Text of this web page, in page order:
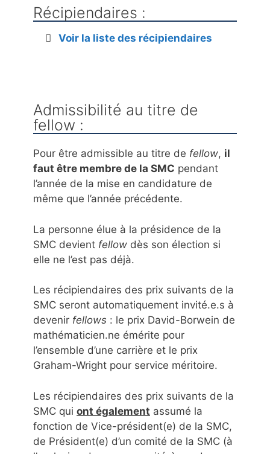
Récipiendaires :
Voir la liste des récipiendaires
Admissibilité au titre de
fellow :
Pour être admissible au titre de fellow, il
faut être membre de la SMC pendant
l’année de la mise en candidature de
même que l’année précédente.
La personne élue à la présidence de la
SMC devient fellow dès son élection si
elle ne l’est pas déjà.
Les récipiendaires des prix suivants de la
SMC seront automatiquement invité.e.s à
devenir fellows : le prix David-Borwein de
mathématicien.ne émérite pour
l’ensemble d’une carrière et le prix
Graham-Wright pour service méritoire.
Les récipiendaires des prix suivants de la
SMC qui ont également assumé la
fonction de Vice-président(e) de la SMC,
de Président(e) d’un comité de la SMC (à